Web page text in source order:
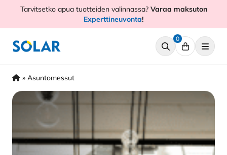
HyppääTarvitsetko apua tuotteiden valinnassa?Varaa maksuton
Experttineuvonta!
0
» Asuntomessut